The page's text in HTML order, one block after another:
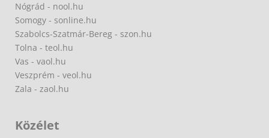
Nógrád - nool.hu
Somogy - sonline.hu
Szabolcs-Szatmár-Bereg - szon.hu
Tolna - teol.hu
Vas - vaol.hu
Veszprém - veol.hu
Zala - zaol.hu
Közélet